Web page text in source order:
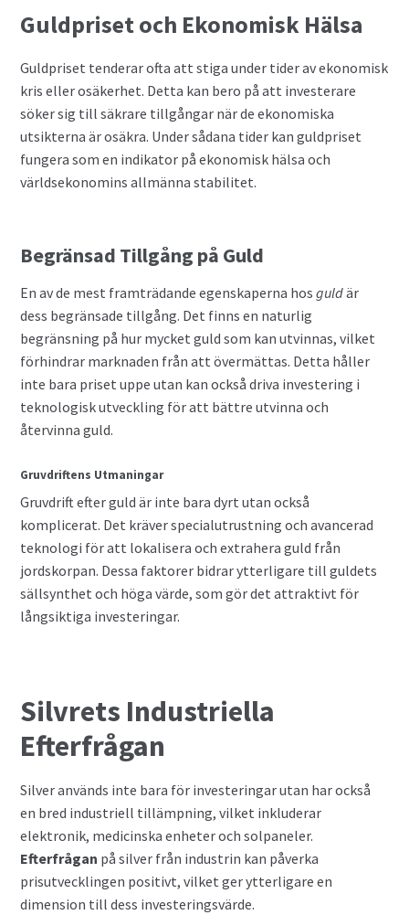
Guldpriset och Ekonomisk Hälsa
Guldpriset tenderar ofta att stiga under tider av ekonomisk
kris eller osäkerhet. Detta kan bero på att investerare
söker sig till säkrare tillgångar när de ekonomiska
utsikterna är osäkra. Under sådana tider kan guldpriset
fungera som en indikator på ekonomisk hälsa och
världsekonomins allmänna stabilitet.
Begränsad Tillgång på Guld
En av de mest framträdande egenskaperna hosguldär
dess begränsade tillgång. Det finns en naturlig
begränsning på hur mycket guld som kan utvinnas, vilket
förhindrar marknaden från att övermättas. Detta håller
inte bara priset uppe utan kan också driva investering i
teknologisk utveckling för att bättre utvinna och
återvinna guld.
Gruvdriftens Utmaningar
Gruvdrift efter guld är inte bara dyrt utan också
komplicerat. Det kräver specialutrustning och avancerad
teknologi för att lokalisera och extrahera guld från
jordskorpan. Dessa faktorer bidrar ytterligare till guldets
sällsynthet och höga värde, som gör det attraktivt för
långsiktiga investeringar.
Silvrets Industriella
Efterfrågan
Silver används inte bara för investeringar utan har också
en bred industriell tillämpning, vilket inkluderar
elektronik, medicinska enheter och solpaneler.
Efterfrågan på silver från industrin kan påverka
prisutvecklingen positivt, vilket ger ytterligare en
dimension till dess investeringsvärde.